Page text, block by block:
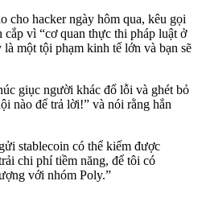
cho hacker ngày hôm qua, kêu gọi
cắp vì “cơ quan thực thi pháp luật ở
một tội phạm kinh tế lớn và bạn sẽ
giục người khác đổ lỗi và ghét bỏ
nào để trả lời!” và nói rằng hắn
stablecoin có thể kiếm được
chi phí tiềm năng, để tôi có
với nhóm Poly.”